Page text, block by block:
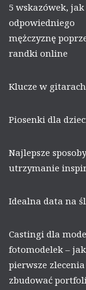
5 wskazówek,
odpowiedniego
mężczyznę
randki online
Klucze w gitarach
Piosenki dla
Najlepsze
utrzymanie
Idealna data na
Castingi dla
fotomodelek –
pierwsze
zbudować